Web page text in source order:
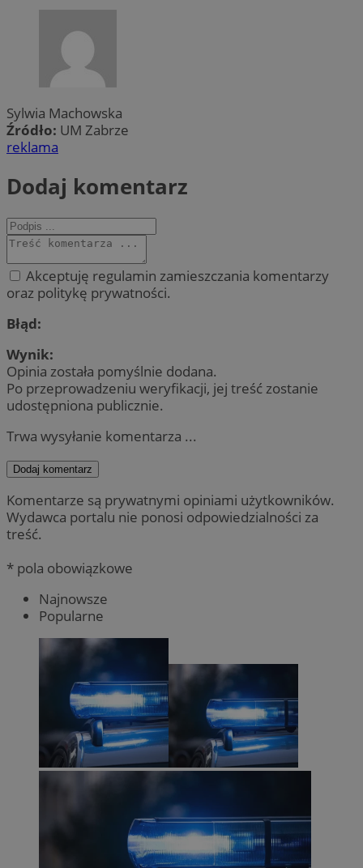
Sylwia Machowska
Źródło: UM Zabrze
reklama
Dodaj komentarz
Akceptuję regulamin zamieszczania komentarzy
oraz politykę prywatności.
Błąd:
Wynik:
Opinia została pomyślnie dodana.
Po przeprowadzeniu weryfikacji, jej treść zostanie
udostępniona publicznie.
Trwa wysyłanie komentarza ...
Dodaj komentarz
Komentarze są prywatnymi opiniami użytkowników.
Wydawca portalu nie ponosi odpowiedzialności za
treść.
* pola obowiązkowe
Najnowsze
Popularne